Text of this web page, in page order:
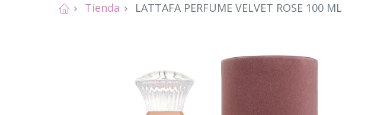
Tienda LATTAFA PERFUME VELVET ROSE 100 ML